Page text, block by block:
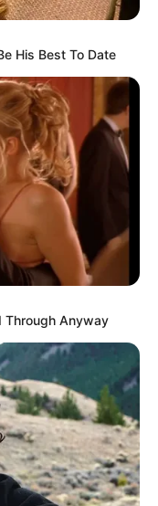
His Best To Date
Through Anyway